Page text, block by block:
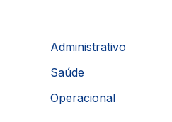
Administrativo
Saúde
Operacional